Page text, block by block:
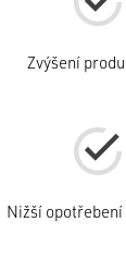
Zvýšení
Nižší opotřebení